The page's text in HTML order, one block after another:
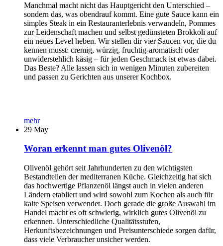
Manchmal macht nicht das Hauptgericht den Unterschied –
sondern das, was obendrauf kommt. Eine gute Sauce kann ein
simples Steak in ein Restauranterlebnis verwandeln, Pommes
zur Leidenschaft machen und selbst gedünsteten Brokkoli auf
ein neues Level heben. Wir stellen dir vier Saucen vor, die du
kennen musst: cremig, würzig, fruchtig-aromatisch oder
unwiderstehlich käsig – für jeden Geschmack ist etwas dabei.
Das Beste? Alle lassen sich in wenigen Minuten zubereiten
und passen zu Gerichten aus unserer Kochbox.
mehr
29 May
Woran erkennt man gutes Olivenöl?
Olivenöl gehört seit Jahrhunderten zu den wichtigsten
Bestandteilen der mediterranen Küche. Gleichzeitig hat sich
das hochwertige Pflanzenöl längst auch in vielen anderen
Ländern etabliert und wird sowohl zum Kochen als auch für
kalte Speisen verwendet. Doch gerade die große Auswahl im
Handel macht es oft schwierig, wirklich gutes Olivenöl zu
erkennen. Unterschiedliche Qualitätsstufen,
Herkunftsbezeichnungen und Preisunterschiede sorgen dafür,
dass viele Verbraucher unsicher werden.